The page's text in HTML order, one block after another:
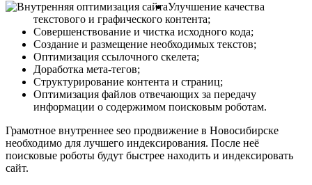
Улучшение качества
текстового и графического контента;
Совершенствование и чистка исходного кода;
Создание и размещение необходимых текстов;
Оптимизация ссылочного скелета;
Доработка мета-тегов;
Структурирование контента и страниц;
Оптимизация файлов отвечающих за передачу
информации о содержимом поисковым роботам.
Грамотное внутреннее seo продвижение в Новосибирске
необходимо для лучшего индексирования. После неё
поисковые роботы будут быстрее находить и индексировать
сайт.